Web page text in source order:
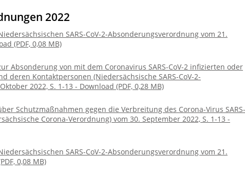
2022
SARS-CoV-2-Absonderungsverordnung vom 21.
(PDF, 0,08 MB)
Absonderung von mit dem Coronavirus SARS-CoV-2 infizierten oder
deren Kontaktpersonen (Niedersächsische SARS-CoV-2-
2022, S. 1-13 - Download (PDF, 0,28 MB)
Schutzmaßnahmen gegen die Verbreitung des Corona-Virus SARS-
Corona-Verordnung) vom 30. September 2022, S. 1-13 -
SARS-CoV-2-Absonderungsverordnung vom 21.
0,08 MB)